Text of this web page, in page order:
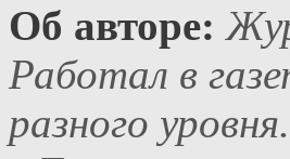
Об авторе:
Работал в
разного